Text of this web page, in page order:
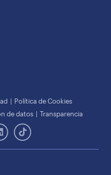
Política de Cookies
de datos Transparencia